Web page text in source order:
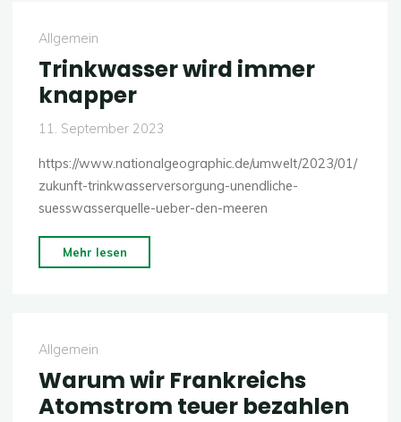
gewählte
Politiker,
Allgemein
Trinkwasser wird immer
knapper
11. September 2023
https://www.nationalgeographic.de/umwelt/2023/01/
zukunft-trinkwasserversorgung-unendliche-
suesswasserquelle-ueber-den-meeren
Mehr lesen
wird
Allgemein
Warum wir Frankreichs
Atomstrom teuer bezahlen